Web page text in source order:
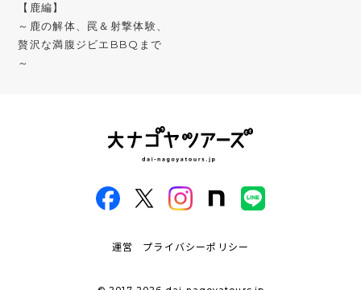
【鹿編】
～鹿の解体、罠＆射撃体験、
贅沢な満腹ジビエBBQまで
～
運営 プライバシーポリシー